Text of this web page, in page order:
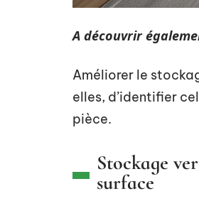
A découvrir
Améliorer le
elles, d’identifier
pièce.
Stockage
surface